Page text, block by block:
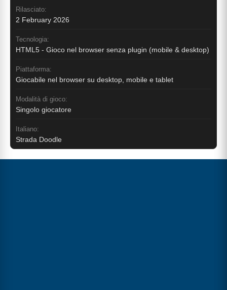
Rilasciato:
2 February 2026
Tecnologia:
HTML5 - Gioco nel browser senza plugin (mobile & desktop)
Piattaforma:
Giocabile nel browser su desktop, mobile e tablet
Modalità di gioco:
Singolo giocatore
Italiano:
Strada Doodle